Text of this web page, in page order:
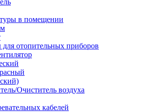
в помещении
отопительных приборов
Очиститель воздуха
кабелей